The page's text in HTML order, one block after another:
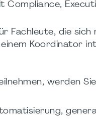
Compliance,
Fachleute, die
Koordinator
werden